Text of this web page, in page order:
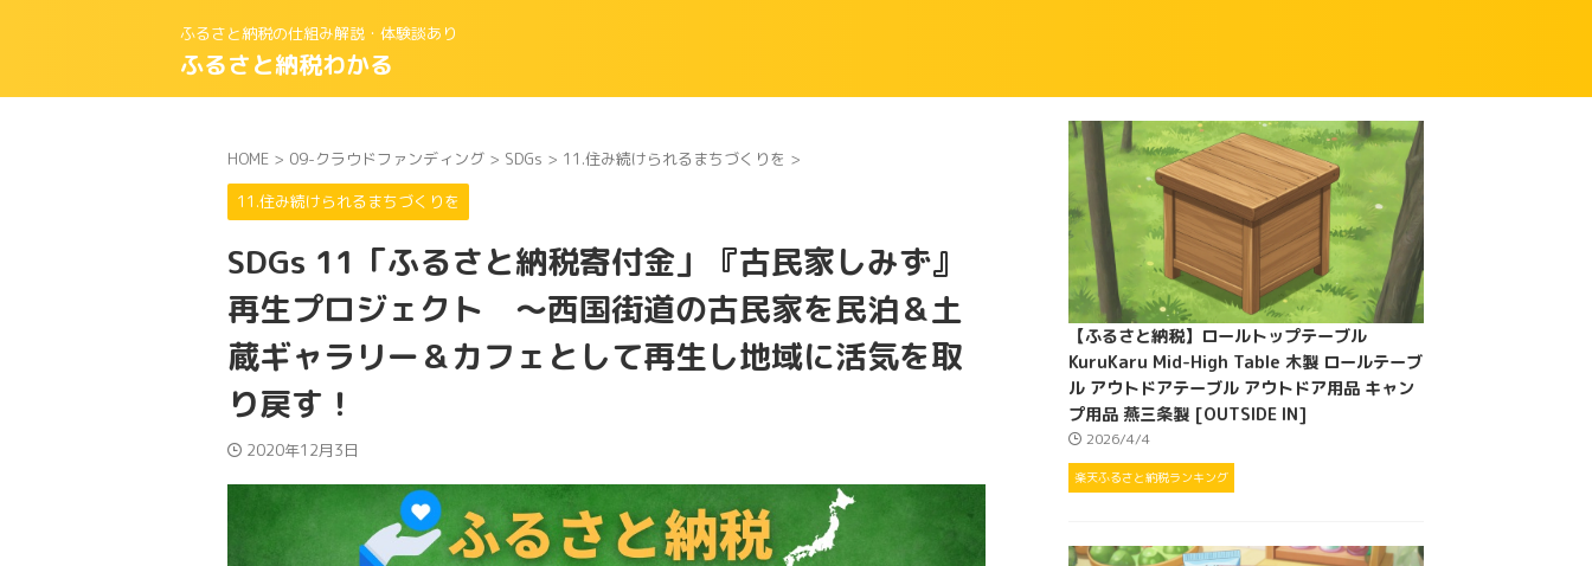
ふるさと納税の仕組み解説・体験談あり
ふるさと納税わかる
HOME > 09-クラウドファンディング > SDGs > 11.住み続けられるまちづくりを >
11.住み続けられるまちづくりを
SDGs 11「ふるさと納税寄付金」『古民家しみず』
再生プロジェクト ～西国街道の古民家を民泊＆土
蔵ギャラリー＆カフェとして再生し地域に活気を取
り戻す！
2020年12月3日
【ふるさと納税】ロールトップテーブル
KuruKaru Mid-High Table 木製 ロールテーブ
ル アウトドアテーブル アウトドア用品 キャン
プ用品 燕三条製 [OUTSIDE IN]
2026/4/4
楽天ふるさと納税ランキング